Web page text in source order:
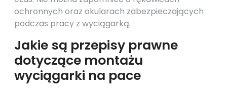
ochronnych oraz okularach zabezpieczających
podczas pracy z wyciągarką.
Jakie są przepisy prawne
dotyczące montażu
wyciągarki na pace